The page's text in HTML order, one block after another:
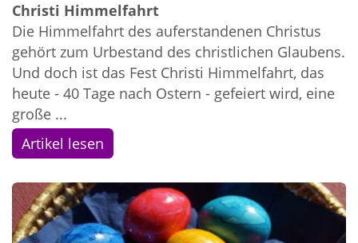
Christi Himmelfahrt
Die Himmelfahrt des auferstandenen Christus
gehört zum Urbestand des christlichen Glaubens.
Und doch ist das Fest Christi Himmelfahrt, das
heute - 40 Tage nach Ostern - gefeiert wird, eine
große ...
Artikel lesen